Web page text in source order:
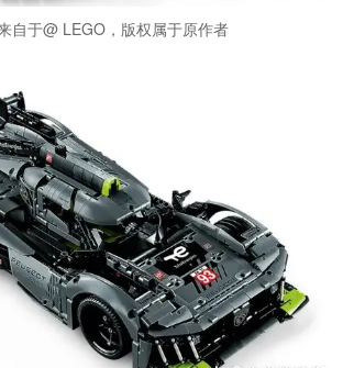
自于@ LEGO，版权属于原作者